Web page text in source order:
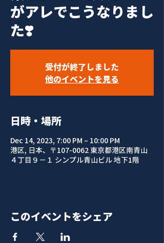
がアレでこうなりまし
た❣️
受付が終了しました
他のイベントを見る
日時・場所
Dec 14, 2023, 7:00 PM – 10:00 PM
港区, 日本、〒107-0062 東京都港区南青山
４丁目９−１ シンプル青山ビル 地下1階
このイベントをシェア